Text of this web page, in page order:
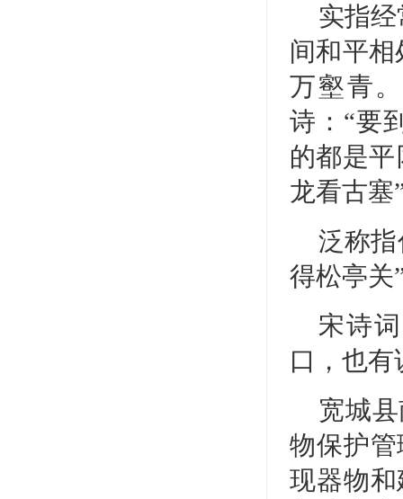
实指
间和平
万壑青
诗：“要
的都是
龙看古塞
泛称
得松亭关
宋诗
口，也
宽城
物保护
现器物